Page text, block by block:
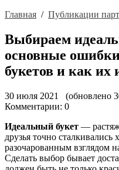
Главная / Публикации
Выбираем
основные
букетов и как их
30 июля 2021 (обновлено
Комментарии: 0
Идеальный букет —
друзья точно сталкивались
разочарованным взглядом
Сделать выбор бывает